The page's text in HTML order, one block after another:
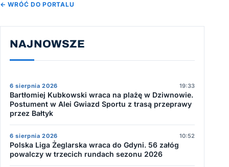
← WRÓĆ DO PORTALU
NAJNOWSZE
6 sierpnia 2026 19:33
Bartłomiej Kubkowski wraca na plażę w Dziwnowie.
Postument w Alei Gwiazd Sportu z trasą przeprawy
przez Bałtyk
6 sierpnia 2026 10:52
Polska Liga Żeglarska wraca do Gdyni. 56 załóg
powalczy w trzecich rundach sezonu 2026